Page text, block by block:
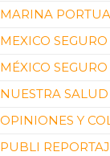
MARINA
MEXICO SEGURO
MÉXICO SEGURO
NUESTRA SALUD
OPINIONES Y
PUBLI